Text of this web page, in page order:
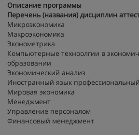
Описание программы
Перечень (названия) дисциплин
Микроэкономика
Макроэкономика
Эконометрика
Компьютерные техноолгии в
образовании
Экономический анализ
Иностранный язык профессиональный
Мировая экономика
Менеджмент
Управление персоналом
Финансовый менеджмент